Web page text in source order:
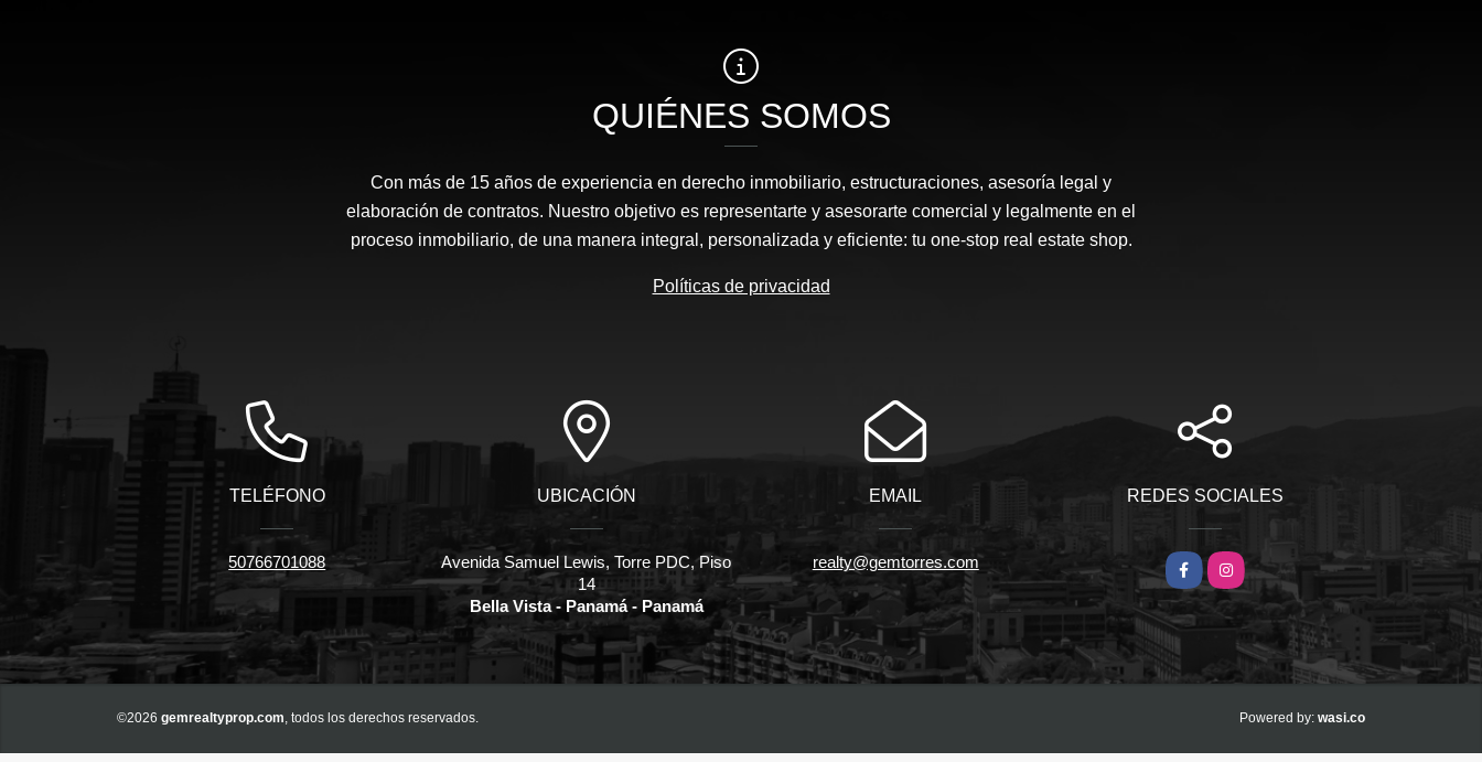
QUIÉNES SOMOS
Con más de 15 años de experiencia en derecho inmobiliario, estructuraciones, asesoría legal y
elaboración de contratos. Nuestro objetivo es representarte y asesorarte comercial y legalmente en el
proceso inmobiliario, de una manera integral, personalizada y eficiente: tu one-stop real estate shop.
Políticas de privacidad
TELÉFONO
50766701088
UBICACIÓN
Avenida Samuel Lewis, Torre PDC, Piso
14
Bella Vista - Panamá - Panamá
EMAIL
realty@gemtorres.com
REDES SOCIALES
Facebook
Instagram
©2026 gemrealtyprop.com, todos los derechos reservados. Powered by: wasi.co